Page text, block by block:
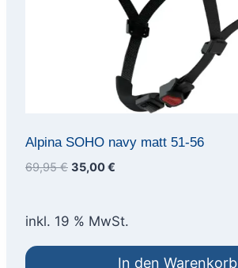
Alpina SOHO navy matt 51-56
69,95€ Ursprünglicher
69,95 €
35,00€
35,00 €.
inkl. 19 % MwSt.
In den Warenkorb